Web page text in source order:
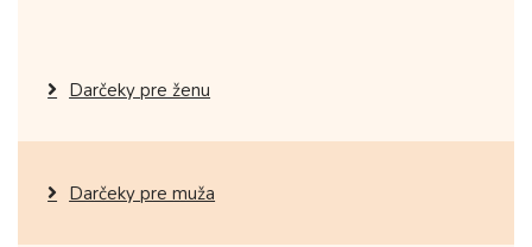
Darčeky pre ženu
Darčeky pre muža